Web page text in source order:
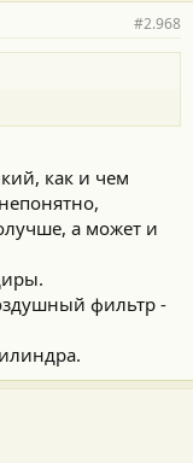
#2.968
как и чем
а может и
фильтр -